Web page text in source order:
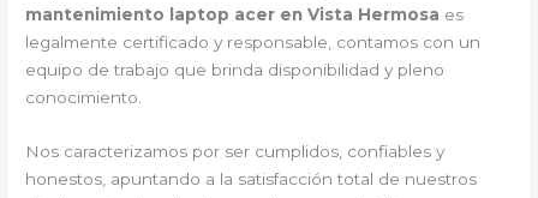
mantenimiento laptop acer en Vista Hermosa es
legalmente certificado y responsable, contamos con un
equipo de trabajo que brinda disponibilidad y pleno
conocimiento.
Nos caracterizamos por ser cumplidos, confiables y
honestos, apuntando a la satisfacción total de nuestros